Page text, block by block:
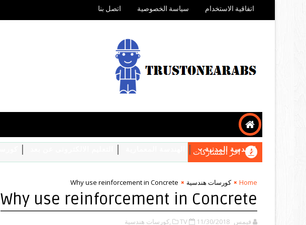
اتفاقية الاستخدام سياسة الخصوصية اتصل بنا
الهندسة المدنية
اخر المشاركات
Home كورسات هندسية Why use reinforcement in Concrete
Why use reinforcement in Concrete
فيمس TV 11/30/2018 ,كورسات هندسية